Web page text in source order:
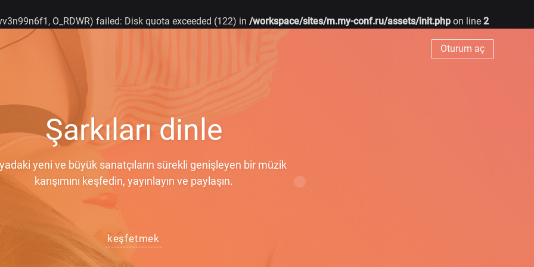
O_RDWR) failed: Disk quota exceeded (122) in /workspace/sites/m.my-conf.ru/assets/init.php on line 2
Oturum aç
Şarkıları dinle
yeni ve büyük sanatçıların sürekli genişleyen bir müzik
karışımını keşfedin, yayınlayın ve paylaşın.
keşfetmek